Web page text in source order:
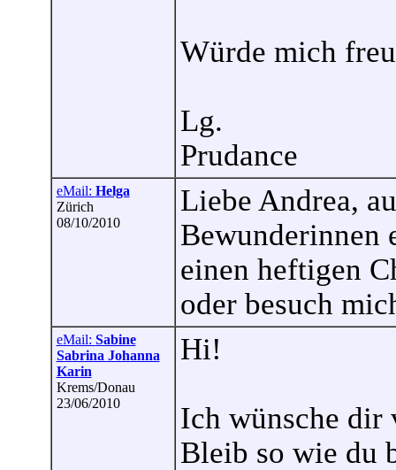
Würde mich
Lg.
Prudance
eMail: Helga
Zürich
08/10/2010
Liebe Andrea,
Bewunderinnen
einen heftigen
oder besuch
eMail: Sabine
Sabrina Johanna
Karin
Krems/Donau
23/06/2010
Hi!
Ich wünsche dir
Bleib so wie du